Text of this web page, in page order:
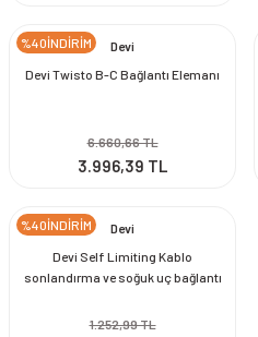
%40İNDİRİM
Devi
Devi Twisto B-C Bağlantı Elemanı
6.660,66 TL
3.996,39 TL
%40İNDİRİM
Devi
Devi Self Limiting Kablo
sonlandırma ve soğuk uç bağlantı
1.252,99 TL